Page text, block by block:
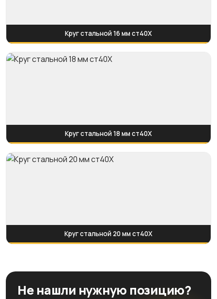
Круг стальной 16 мм ст40Х
Круг стальной 18 мм ст40Х
Круг стальной 20 мм ст40Х
Не нашли нужную позицию?